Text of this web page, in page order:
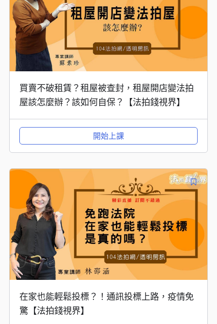
買賣不破租賃？租屋被查封，租屋開店變法拍
屋該怎麼辦？該如何自保？【法拍錢視界】
開始上課
在家也能輕鬆投標？！通訊投標上路，疫情免
驚【法拍錢視界】